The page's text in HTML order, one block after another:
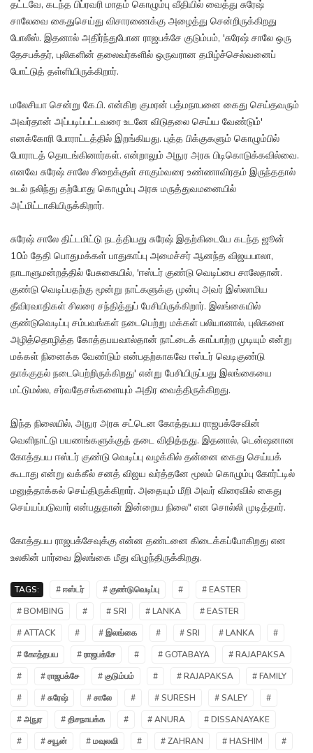
தட்டவே, கடந்த பிப்ரவரி மாதம் கொழும்பு வீதியில் வைத்து சுரேஷ்
சாலேவை கைதுசெய்து விசாரணைக்கு அழைத்து சென்றிருக்கிறது
போலீஸ். இதனால் அதிர்ந்துபோன ராஜபக்சே குடும்பம், 'சுரேஷ் சாலே ஒரு
தேசபக்தர், புலிகளின் தலைவர்களில் ஒருவரான தமிழ்ச்செல்வனைப்
போட்டுத் தள்ளியிருக்கிறார்.
மலேசியா சென்று கே.பி. என்கிற குமரன் பத்மநாபனை கைது செய்தவரும்
அவர்தான் அப்படிப்பட்டவரை உடனே விடுதலை செய்ய வேண்டும்'
எனக்கோரி போராட்டத்தில் இறங்கியது. புத்த பிக்குகளும் கொழும்பில்
போராடத் தொடங்கினார்கள். என்றாலும் அநுர அரசு பிடிகொடுக்கவில்வை.
எனவே சுரேஷ் சாலே சிறைக்குள் சாகும்வரை உண்ணாவிரதம் இருந்ததால்
உடல் நலிந்து தற்போது கொழும்பு அரசு மருத்துவமனையில்
அட்மிட்டாகியிருக்கிறார்.
சுரேஷ் சாலே திட்டமிட்டு நடத்தியது சுரேஷ் இதற்கிடையே கடந்த ஜூன்
10ம் தேதி பொதுமக்கள் பாதுகாப்பு அமைச்சர் ஆனந்த விஜயபாலா,
நாடாளுமன்றத்தில் பேசுகையில், 'ஈஸ்டர் குண்டு வெடிப்பை சாலேதான்.
குண்டு வெடிப்பதற்கு மூன்று நாட்களுக்கு முன்பு அவர் இஸ்லாமிய
தீவிரவாதிகள் சிலரை சந்தித்துப் பேசியிருக்கிறார். இலங்கையில்
குண்டுவெடிப்பு சம்பவங்கள் நடைபெற்று மக்கள் பலியானால், புலிகளை
அழித்தொழித்த கோத்தபயவால்தான் நாட்டைக் காப்பாற்ற முடியும் என்று
மக்கள் நினைக்க வேண்டும் என்பதற்காகவே ஈஸ்டர் வெடிகுண்டு
தாக்குதல் நடைபெற்றிருக்கிறது' என்று பேசியிருப்பது இலங்கையை
மட்டுமல்ல, சர்வதேசங்களையும் அதிர வைத்திருக்கிறது.
இந்த நிலையில், அநுர அரசு சட்டென கோத்தபய ராஜபக்சேவின்
வெளிநாட்டு பயணங்களுக்குத் தடை விதித்தது. இதனால், டென்ஷனான
கோத்தபய ஈஸ்டர் குண்டு வெடிப்பு வழக்கில் தன்னை கைது செய்யக்
கூடாது என்று வக்கீல் சனத் விஜய வர்த்தனே மூலம் கொழும்பு கோர்ட்டில்
மனுத்தாக்கல் செய்திருக்கிறார். அதையும் மீறி அவர் விரைவில் கைது
செய்யப்படுவார் என்பதுதான் இன்றைய நிலை" என சொல்லி முடித்தார்.
கோத்தபய ராஜபக்சேவுக்கு என்ன தண்டனை கிடைக்கப்போகிறது என
உலகின் பார்வை இலங்கை மீது விழுந்திருக்கிறது.
TAGS: # ஈஸ்டர் # குண்டுவெடிப்பு #
# EASTER
# BOMBING
# # SRI # LANKA
# EASTER
# ATTACK
# # இலங்கை # # SRI # LANKA
#
# கோத்தபய
# ராஜபக்சே # # GOTABAYA
# RAJAPAKSA
#
# ராஜபக்சே # குடும்பம் # # RAJAPAKSA
# FAMILY
#
# சுரேஷ் # சாலே # # SURESH # SALEY
#
# அநுர
# திசநாயக்க # # ANURA
# DISSANAYAKE
#
# சயூன் # மவுலவி # # ZAHRAN # HASHIM
#